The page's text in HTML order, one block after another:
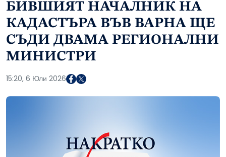
БИВШИЯТ НАЧАЛНИК НА
КАДАСТЪРА ВЪВ ВАРНА ЩЕ
СЪДИ ДВАМА РЕГИОНАЛНИ
МИНИСТРИ
15:20, 6 Юли 2026